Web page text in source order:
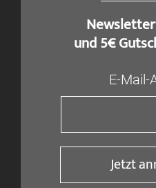
und 5€
E-Mail-
Jetzt